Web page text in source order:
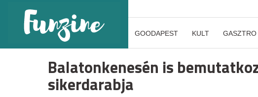
GOODAPEST KULT GASZTRO
Balatonkenesén is
sikerdarabja